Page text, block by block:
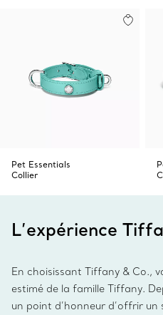
Pet Essentials
Collier
L’expérience
En choisissant Tiffany & Co.,
estimé de la famille Tiffany.
un point d’honneur d’offrir un